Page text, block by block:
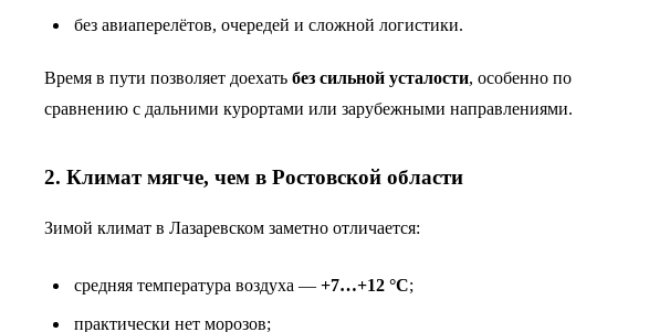
без авиаперелётов, очередей и сложной логистики.
Время в пути позволяет доехать без сильной усталости, особенно по
сравнению с дальними курортами или зарубежными направлениями.
2. Климат мягче, чем в Ростовской области
Зимой климат в Лазаревском заметно отличается:
средняя температура воздуха —+7…+12 °C;
практически нет морозов;